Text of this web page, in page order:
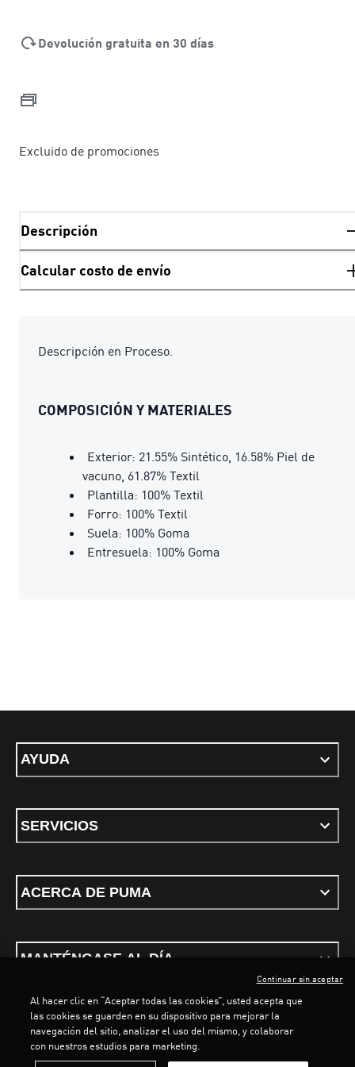
Devolución gratuita en 30 días
Excluido de promociones
Descripción
Calcular costo de envío
Descripción en Proceso.
COMPOSICIÓN Y MATERIALES
Exterior: 21.55% Sintético, 16.58% Piel de
vacuno, 61.87% Textil
Plantilla: 100% Textil
Forro: 100% Textil
Suela: 100% Goma
Entresuela: 100% Goma
AYUDA
SERVICIOS
ACERCA DE PUMA
MANTÉNGASE AL DÍA
Términos y CondicionesPolítica de privacidad
Al hacer clic en “Aceptar todas las cookies”, usted acepta que
las cookies se guarden en su dispositivo para mejorar la
navegación del sitio, analizar el uso del mismo, y colaborar
con nuestros estudios para marketing.
Continuar sin aceptar